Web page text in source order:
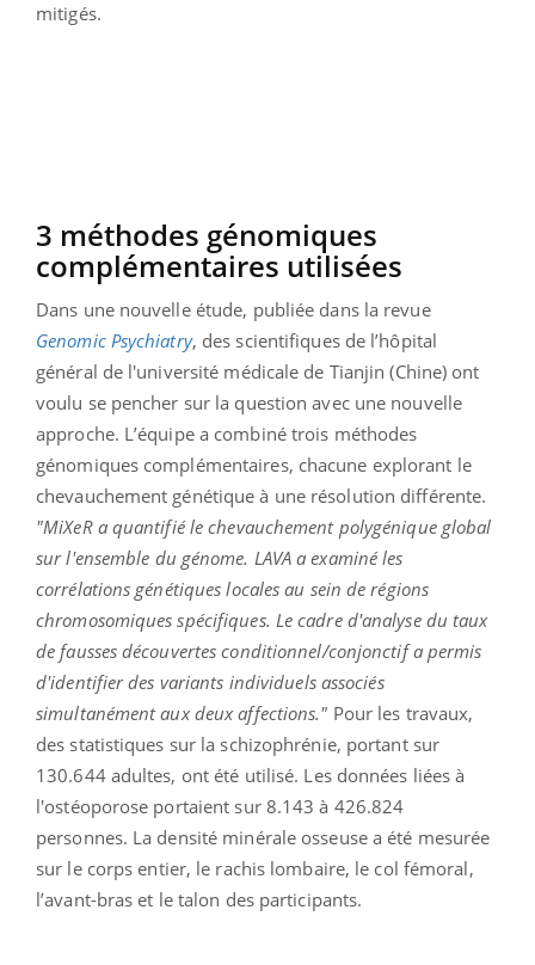
mitigés.
3 méthodes génomiques
complémentaires utilisées
Dans une nouvelle étude, publiée dans la revue
Genomic Psychiatry, des scientifiques de l’hôpital
général de l'université médicale de Tianjin (Chine) ont
voulu se pencher sur la question avec une nouvelle
approche. L’équipe a combiné trois méthodes
génomiques complémentaires, chacune explorant le
chevauchement génétique à une résolution différente.
"MiXeR a quantifié le chevauchement polygénique global
sur l'ensemble du génome. LAVA a examiné les
corrélations génétiques locales au sein de régions
chromosomiques spécifiques. Le cadre d'analyse du taux
de fausses découvertes conditionnel/conjonctif a permis
d'identifier des variants individuels associés
simultanément aux deux affections." Pour les travaux,
des statistiques sur la schizophrénie, portant sur
130.644 adultes, ont été utilisé. Les données liées à
l'ostéoporose portaient sur 8.143 à 426.824
personnes. La densité minérale osseuse a été mesurée
sur le corps entier, le rachis lombaire, le col fémoral,
l’avant-bras et le talon des participants.